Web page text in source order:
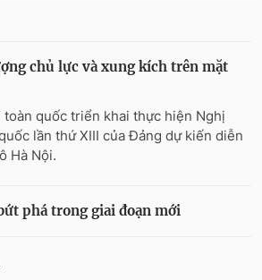
chủ lực và xung kích trên mặt
quốc triển khai thực hiện Nghị
lần thứ XIII của Đảng dự kiến diễn
Hà Nội.
phá trong giai đoạn mới